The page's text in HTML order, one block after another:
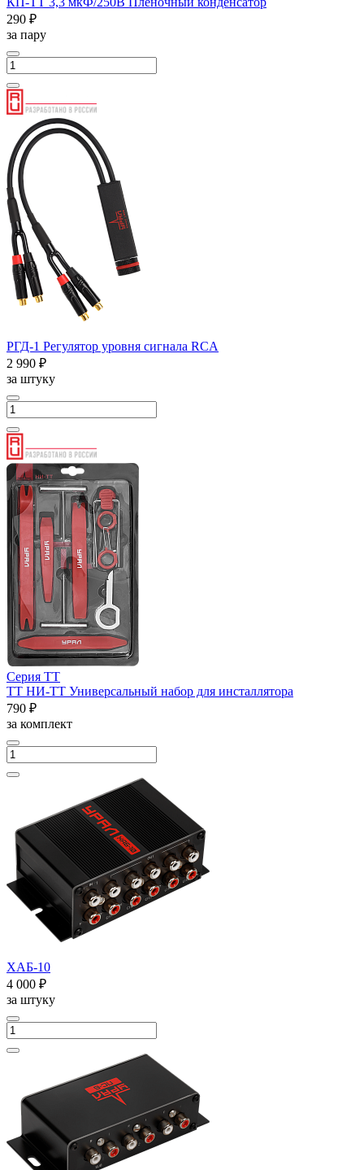
290 ₽
за пару
РГД-1 Регулятор уровня сигнала RCA
2 990 ₽
за штуку
Серия ТТ
ТТ НИ-ТТ Универсальный набор для инсталлятора
790 ₽
за комплект
ХАБ-10
4 000 ₽
за штуку